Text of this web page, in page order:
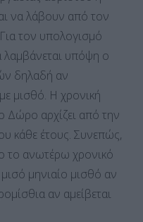
να λάβουν από τον
τον υπολογισμό
υπόψη ο
δηλαδή αν
μισθό. Η χρονική
Δώρο αρχίζει από την
κάθε έτους. Συνεπώς,
το ανωτέρω χρονικό
μηνιαίο μισθό αν
αν αμείβεται